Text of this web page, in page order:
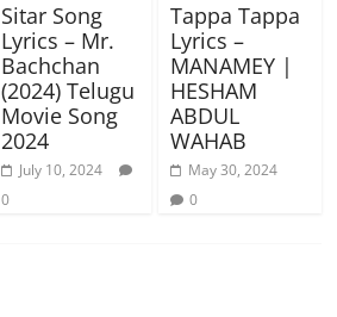
Sitar Song
Lyrics – Mr.
Bachchan
(2024) Telugu
Movie Song
2024
July 10, 2024
0
Tappa Tappa
Lyrics –
MANAMEY |
HESHAM
ABDUL
WAHAB
May 30, 2024
0